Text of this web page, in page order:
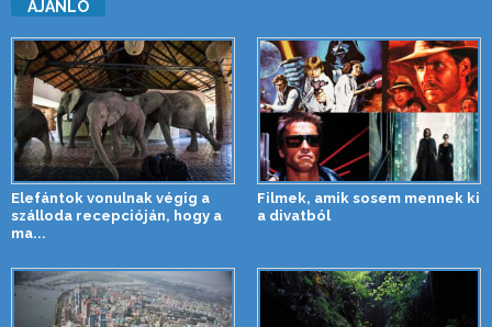
AJÁNLÓ
Elefántok vonulnak végig a
szálloda recepcióján, hogy a
ma...
Filmek, amik sosem mennek ki
a divatból